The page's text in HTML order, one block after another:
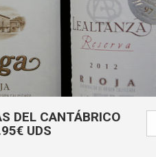
DEL CANTÁBRICO
UDS